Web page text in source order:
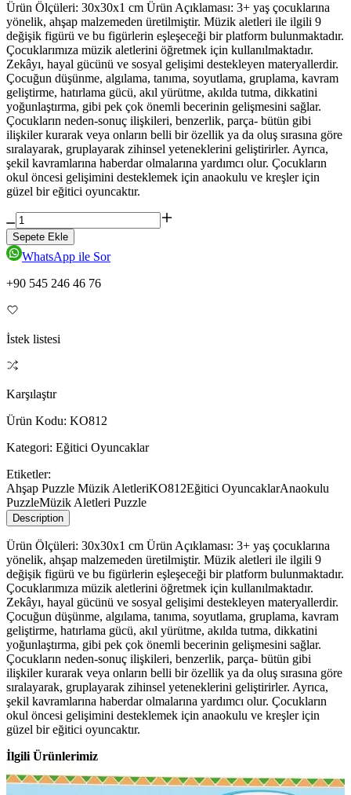
Ürün Ölçüleri: 30x30x1 cm Ürün Açıklaması: 3+ yaş çocuklarına
yönelik, ahşap malzemeden üretilmiştir. Müzik aletleri ile ilgili 9
değişik figürü ve bu figürlerin eşleşeceği bir platform bulunmaktadır.
Çocuklarımıza müzik aletlerini öğretmek için kullanılmaktadır.
Zekâyı, hayal gücünü ve sosyal gelişimi destekleyen materyallerdir.
Çocuğun düşünme, algılama, tanıma, soyutlama, gruplama, kavram
geliştirme, hatırlama gücü, akıl yürütme, akılda tutma, dikkatini
yoğunlaştırma, gibi pek çok önemli becerinin gelişmesini sağlar.
Çocukların neden-sonuç ilişkileri, benzerlik, parça- bütün gibi
ilişkiler kurarak veya onların belli bir özellik ya da oluş sırasına göre
sıralayarak, gruplayarak zihinsel yeteneklerini geliştirirler. Ayrıca,
şekil kavramlarına haberdar olmalarına yardımcı olur. Çocukların
okul öncesi gelişimini desteklemek için anaokulu ve kreşler için
güzel bir eğitici oyuncaktır.
Sepete Ekle
WhatsApp ile Sor
+90 545 246 46 76
İstek listesi
Karşılaştır
Ürün Kodu: KO812
Kategori: Eğitici Oyuncaklar
Etiketler:
Ahşap Puzzle Müzik AletleriKO812Eğitici OyuncaklarAnaokulu
PuzzleMüzik Aletleri Puzzle
Description
Ürün Ölçüleri: 30x30x1 cm Ürün Açıklaması: 3+ yaş çocuklarına
yönelik, ahşap malzemeden üretilmiştir. Müzik aletleri ile ilgili 9
değişik figürü ve bu figürlerin eşleşeceği bir platform bulunmaktadır.
Çocuklarımıza müzik aletlerini öğretmek için kullanılmaktadır.
Zekâyı, hayal gücünü ve sosyal gelişimi destekleyen materyallerdir.
Çocuğun düşünme, algılama, tanıma, soyutlama, gruplama, kavram
geliştirme, hatırlama gücü, akıl yürütme, akılda tutma, dikkatini
yoğunlaştırma, gibi pek çok önemli becerinin gelişmesini sağlar.
Çocukların neden-sonuç ilişkileri, benzerlik, parça- bütün gibi
ilişkiler kurarak veya onların belli bir özellik ya da oluş sırasına göre
sıralayarak, gruplayarak zihinsel yeteneklerini geliştirirler. Ayrıca,
şekil kavramlarına haberdar olmalarına yardımcı olur. Çocukların
okul öncesi gelişimini desteklemek için anaokulu ve kreşler için
güzel bir eğitici oyuncaktır.
İlgili Ürünlerimiz